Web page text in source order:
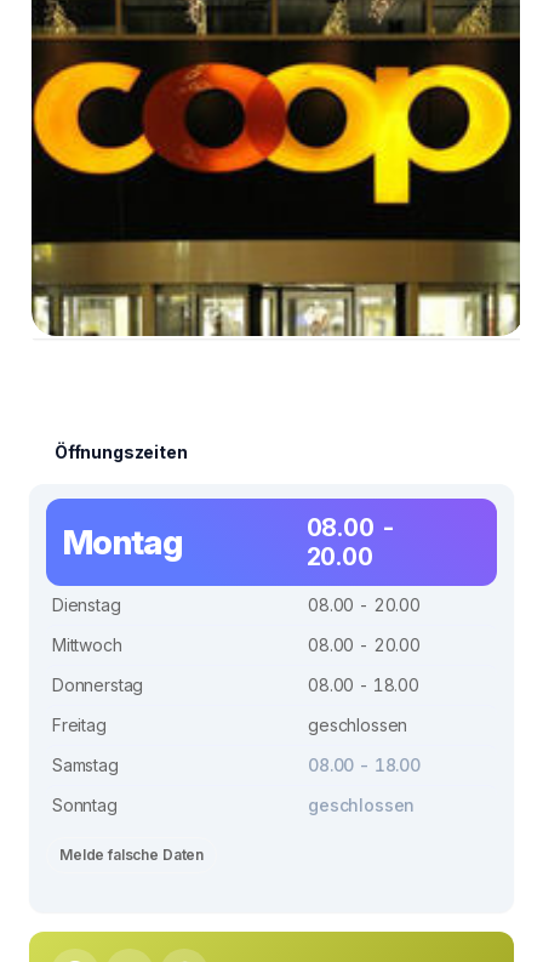
Öffnungszeiten
Montag
08.00 -
20.00
Dienstag
08.00 - 20.00
Mittwoch
08.00 - 20.00
Donnerstag
08.00 - 18.00
Freitag
geschlossen
Samstag
08.00 - 18.00
Sonntag
geschlossen
Melde falsche Daten